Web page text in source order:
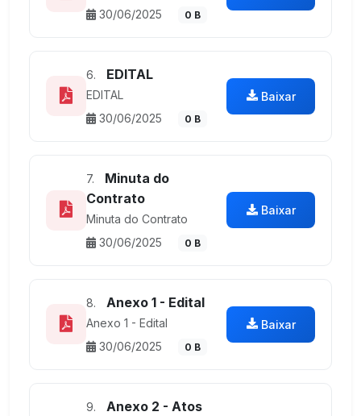
30/06/2025
0 B
6. EDITAL
EDITAL
30/06/2025
0 B
Baixar
7.
Minuta do
Contrato
Minuta do Contrato
30/06/2025
0 B
Baixar
8. Anexo 1 - Edital
Anexo 1 - Edital
30/06/2025
0 B
Baixar
9.
Anexo 2 - Atos